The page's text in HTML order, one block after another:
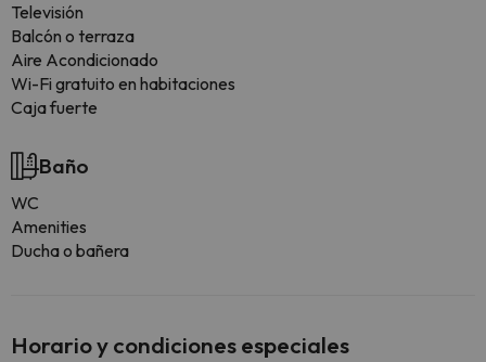
Televisión
Balcón o terraza
Aire Acondicionado
Wi-Fi gratuito en habitaciones
Caja fuerte
Baño
WC
Amenities
Ducha o bañera
Horario y condiciones especiales